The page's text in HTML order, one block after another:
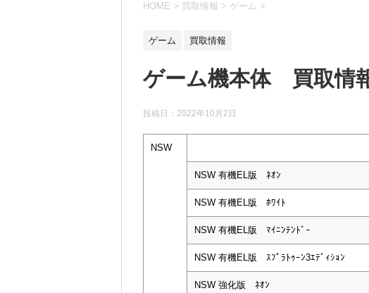
HOME > 買取情報 > ゲーム >
ゲーム 買取情報
ゲーム機本体 買取情
投稿日： 2022年10月2日
NSW
NSW 有機EL版 ﾈｵﾝ
NSW 有機EL版 ﾎﾜｲﾄ
NSW 有機EL版 ﾏｲﾆﾝﾃﾝﾄﾞｰ
NSW 有機EL版 ｽﾌﾟﾗﾄｩｰﾝ3ｴﾃﾞｨｼｮﾝ
NSW 強化版 ﾈｵﾝ